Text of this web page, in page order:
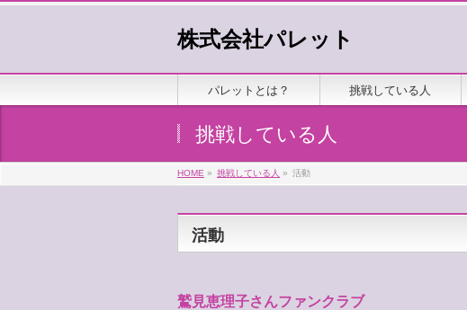
株式会社パレット
パレットとは？ 挑戦している人
挑戦している人
HOME » 挑戦している人 » 活動
活動
鷲見恵理子さんファンクラブ